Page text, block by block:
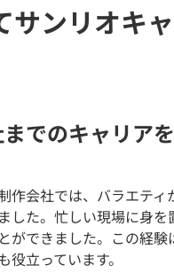
サンリオキ
でのキャリアを
作会社では、バラエテ
した。忙しい現場に身
ができました。この経
立っています。